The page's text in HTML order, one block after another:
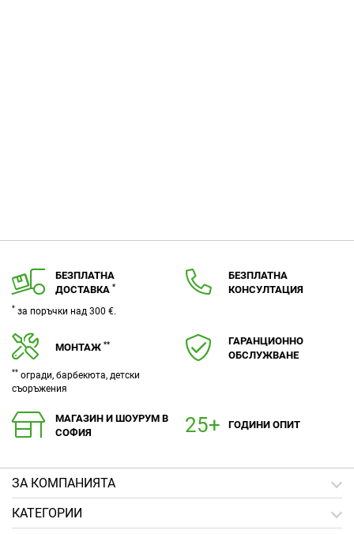
БЕЗПЛАТНА
ДОСТАВКА *
* за поръчки над 300 €.
БЕЗПЛАТНА
КОНСУЛТАЦИЯ
МОНТАЖ **
** огради, барбекюта, детски
съоръжения
ГАРАНЦИОННО
ОБСЛУЖВАНЕ
МАГАЗИН И ШОУРУМ В
СОФИЯ
ГОДИНИ ОПИТ
ЗA КОМПАНИЯТА
КАТЕГОРИИ